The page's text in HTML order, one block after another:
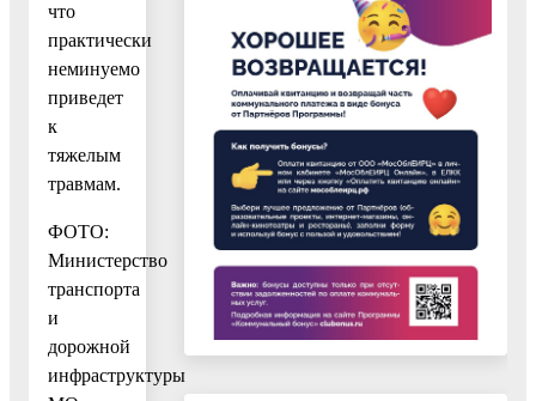
что
практически
неминуемо
приведет
к
тяжелым
травмам.
ФОТО:
Министерство
транспорта
и
дорожной
инфраструктуры